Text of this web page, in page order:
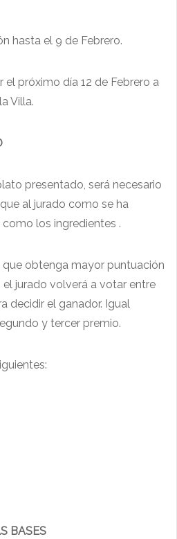
hasta el 9 de Febrero.
el próximo día 12 de Febrero a
Villa.
presentado, será necesario
al jurado como se ha
los ingredientes .
que obtenga mayor puntuación
jurado volverá a votar entre
decidir el ganador. Igual
y tercer premio.
BASES